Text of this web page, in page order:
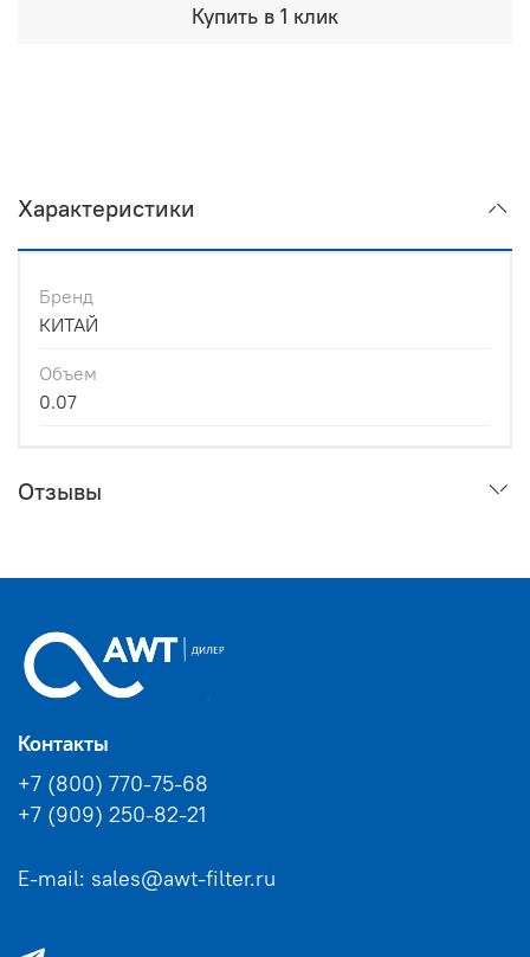
Купить в 1 клик
Характеристики
Бренд
КИТАЙ
Объем
0.07
Отзывы
Контакты
+7 (800) 770-75-68
+7 (909) 250-82-21
E-mail: sales@awt-filter.ru